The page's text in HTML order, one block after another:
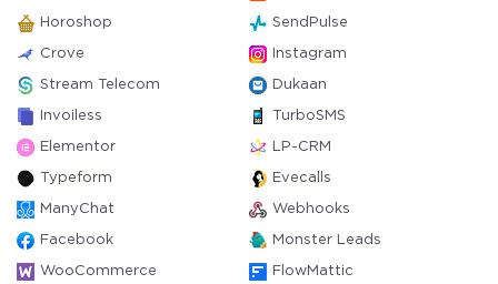
Horoshop SendPulse
Crove Instagram
Stream Telecom Dukaan
Invoiless TurboSMS
Elementor LP-CRM
Typeform Evecalls
ManyChat Webhooks
Facebook Monster Leads
WooCommerce FlowMattic